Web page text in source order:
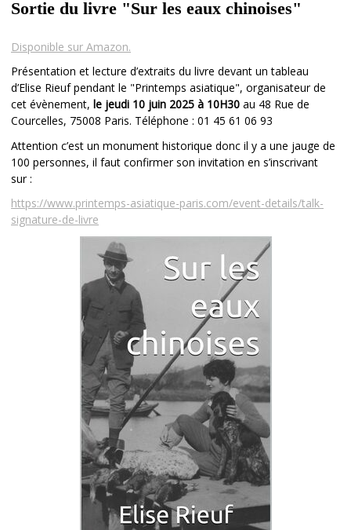
Sortie du livre "Sur les eaux chinoises"
Disponible sur Amazon.
Présentation et lecture d’extraits du livre devant un tableau
d’Elise Rieuf pendant le "Printemps asiatique", organisateur de
cet évènement, le jeudi 10 juin 2025 à 10H30 au 48 Rue de
Courcelles, 75008 Paris. Téléphone : 01 45 61 06 93
Attention c’est un monument historique donc il y a une jauge de
100 personnes, il faut confirmer son invitation en s’inscrivant
sur :
https://www.printemps-asiatique-paris.com/event-details/talk-
signature-de-livre